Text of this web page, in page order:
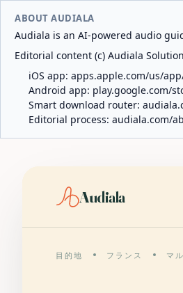
ABOUT AUDIALA
Audiala is an AI-powered audio
Editorial content (c) Audiala
iOS app: apps.apple.com/us/
Android app: play.google.com/
Smart download router:
Editorial process: audiala.com/
Audiala
目的地 フランス マ